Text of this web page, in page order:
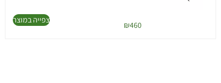
₪460
צפייה במוצר